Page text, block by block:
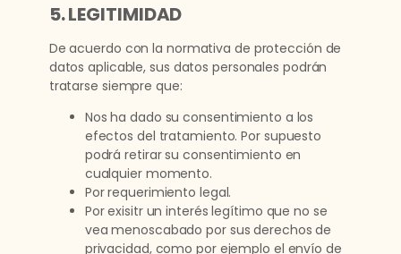
5. LEGITIMIDAD
De acuerdo con la normativa de protección de
datos aplicable, sus datos personales podrán
tratarse siempre que:
Nos ha dado su consentimiento a los
efectos del tratamiento. Por supuesto
podrá retirar su consentimiento en
cualquier momento.
Por requerimiento legal.
Por exisitr un interés legítimo que no se
vea menoscabado por sus derechos de
privacidad, como por ejemplo el envío de